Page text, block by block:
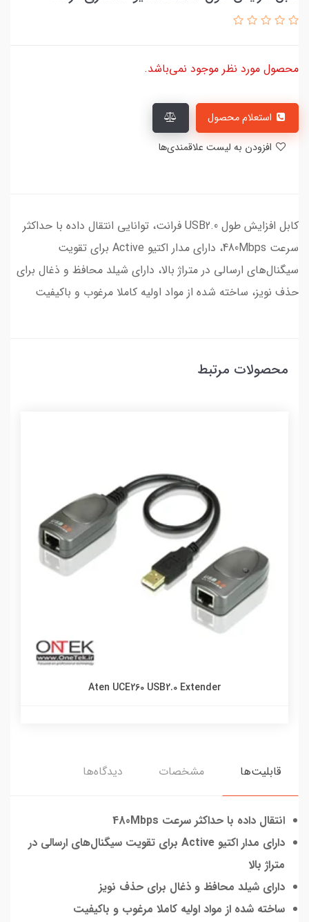
محصول مورد نظر موجود نمی‌باشد.
کابل افزایش طول USB2.0 فرانت، توانایی انتقال داده با حداکثر
سرعت 480Mbps، دارای مدار اکتیو Active برای تقویت
سیگنال‌های ارسالی در متراژ بالا، دارای شیلد محافظ و ذغال برای
حذف نویز، ساخته شده از مواد اولیه کاملا مرغوب و باکیفیت
محصولات مرتبط
Aten UCE260 USB2.0 Extender
قابلیت‌ها مشخصات دیدگاه‌ها
انتقال داده با حداکثر سرعت 480Mbps
دارای مدار اکتیو Active برای تقویت سیگنال‌های ارسالی در
متراژ بالا
دارای شیلد محافظ و ذغال برای حذف نویز
ساخته شده از مواد اولیه کاملا مرغوب و باکیفیت